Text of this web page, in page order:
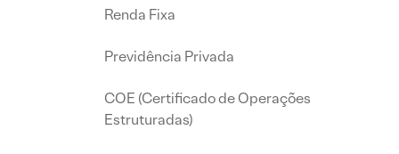
Renda Fixa
Previdência Privada
COE (Certificado de Operações
Estruturadas)